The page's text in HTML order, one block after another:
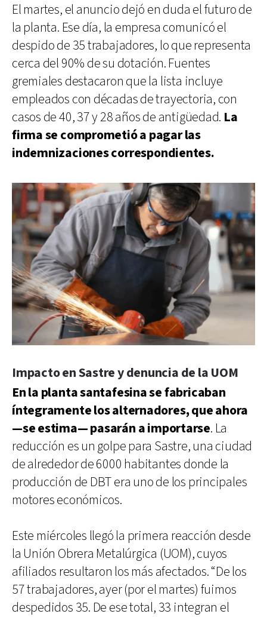
El martes, el anuncio dejó en duda el futuro de
la planta. Ese día, la empresa comunicó el
despido de 35 trabajadores, lo que representa
cerca del 90% de su dotación. Fuentes
gremiales destacaron que la lista incluye
empleados con décadas de trayectoria, con
casos de 40, 37 y 28 años de antigüedad. La
firma se comprometió a pagar las
indemnizaciones correspondientes.
Impacto en Sastre y denuncia de la UOM
En la planta santafesina se fabricaban
íntegramente los alternadores, que ahora
—se estima— pasarán a importarse. La
reducción es un golpe para Sastre, una ciudad
de alrededor de 6000 habitantes donde la
producción de DBT era uno de los principales
motores económicos.
Este miércoles llegó la primera reacción desde
la Unión Obrera Metalúrgica (UOM), cuyos
afiliados resultaron los más afectados. “De los
57 trabajadores, ayer (por el martes) fuimos
despedidos 35. De ese total, 33 integran el